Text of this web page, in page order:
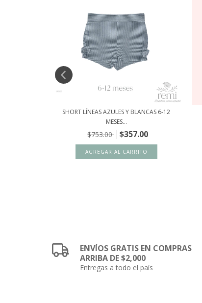
SHORT LÍNEAS AZULES Y BLANCAS 6-12
MESES...
$753.00 $357.00
ENVÍOS GRATIS EN COMPRAS
ARRIBA DE $2,000
Entregas a todo el país